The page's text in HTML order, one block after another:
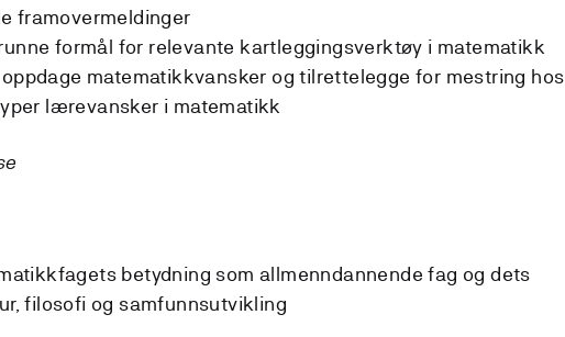
framovermeldinger
formål for relevante kartleggingsverktøy i matematikk
matematikkvansker og tilrettelegge for mestring hos
lærevansker i matematikk
betydning som allmenndannende fag og dets
filosofi og samfunnsutvikling